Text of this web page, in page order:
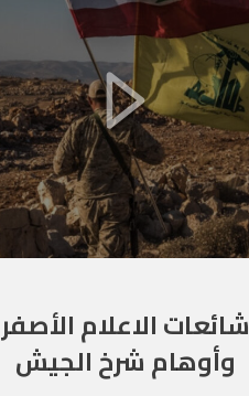
شائعات الاعلام الأصفر
وأوهام شرخ الجيش